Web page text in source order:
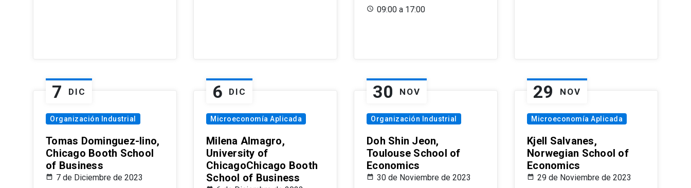
09:00 a 17:00
7 DIC
Organización Industrial
Tomas Dominguez-Iino,
Chicago Booth School
of Business
7 de Diciembre de 2023
6 DIC
Microeconomía Aplicada
Milena Almagro,
University of
ChicagoChicago Booth
School of Business
30 NOV
Organización Industrial
Doh Shin Jeon,
Toulouse School of
Economics
30 de Noviembre de 2023
29 NOV
Microeconomía Aplicada
Kjell Salvanes,
Norwegian School of
Economics
29 de Noviembre de 2023